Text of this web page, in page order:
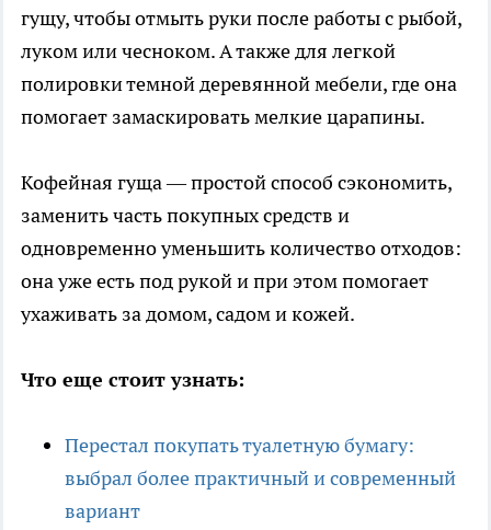
гущу, чтобы отмыть руки после работы с рыбой,
луком или чесноком. А также для легкой
полировки темной деревянной мебели, где она
помогает замаскировать мелкие царапины.
Кофейная гуща — простой способ сэкономить,
заменить часть покупных средств и
одновременно уменьшить количество отходов:
она уже есть под рукой и при этом помогает
ухаживать за домом, садом и кожей.
Что еще стоит узнать:
Перестал покупать туалетную бумагу:
выбрал более практичный и современный
вариант